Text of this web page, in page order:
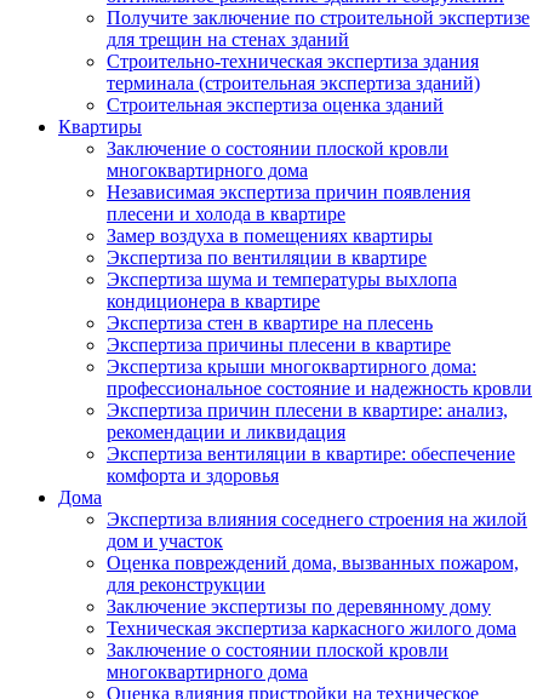
Получите заключение по строительной экспертизе
для трещин на стенах зданий
Строительно-техническая экспертиза здания
терминала (строительная экспертиза зданий)
Строительная экспертиза оценка зданий
Квартиры
Заключение о состоянии плоской кровли
многоквартирного дома
Независимая экспертиза причин появления
плесени и холода в квартире
Замер воздуха в помещениях квартиры
Экспертиза по вентиляции в квартире
Экспертиза шума и температуры выхлопа
кондиционера в квартире
Экспертиза стен в квартире на плесень
Экспертиза причины плесени в квартире
Экспертиза крыши многоквартирного дома:
профессиональное состояние и надежность кровли
Экспертиза причин плесени в квартире: анализ,
рекомендации и ликвидация
Экспертиза вентиляции в квартире: обеспечение
комфорта и здоровья
Дома
Экспертиза влияния соседнего строения на жилой
дом и участок
Оценка повреждений дома, вызванных пожаром,
для реконструкции
Заключение экспертизы по деревянному дому
Техническая экспертиза каркасного жилого дома
Заключение о состоянии плоской кровли
многоквартирного дома
Оценка влияния пристройки на техническое